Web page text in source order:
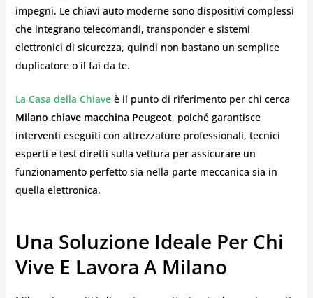
impegni. Le chiavi auto moderne sono dispositivi complessi
che integrano telecomandi, transponder e sistemi
elettronici di sicurezza, quindi non bastano un semplice
duplicatore o il fai da te.
La Casa della Chiaveè il punto di riferimento per chi cerca
Milano chiave macchina Peugeot, poiché garantisce
interventi eseguiti con attrezzature professionali, tecnici
esperti e test diretti sulla vettura per assicurare un
funzionamento perfetto sia nella parte meccanica sia in
quella elettronica.
Una Soluzione Ideale Per Chi
Vive E Lavora A Milano